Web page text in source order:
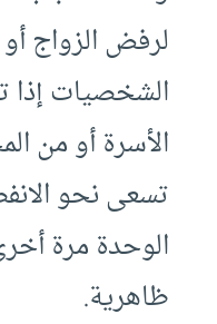
لرفض الزواج
الشخصيات إذا
الأسرة أو من
تسعى نحو
الوحدة مرة
ظاهرية.